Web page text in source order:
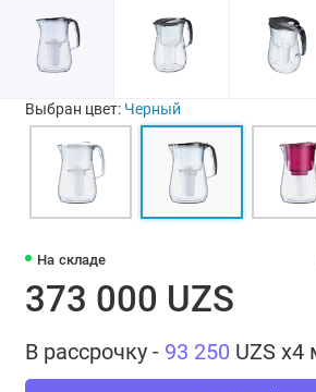
На складе
373 000 UZS
В рассрочку - 93 250 UZS x4
Выбран цвет: Черный